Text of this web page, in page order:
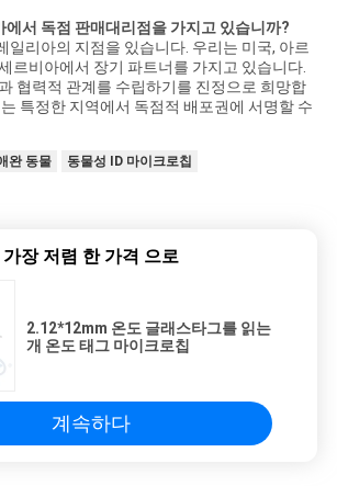
에서 독점 판매대리점을 가지고 있습니까?
일리아의 지점을 있습니다. 우리는 미국, 아르
르비아에서 장기 파트너를 가지고 있습니다.
협력적 관계를 수립하기를 진정으로 희망합
특정한 지역에서 독점적 배포권에 서명할 수
완 동물
동물성 ID 마이크로칩
가장 저렴 한 가격 으로
2.12*12mm 온도 글래스타그를 읽는
개 온도 태그 마이크로칩
계속하다